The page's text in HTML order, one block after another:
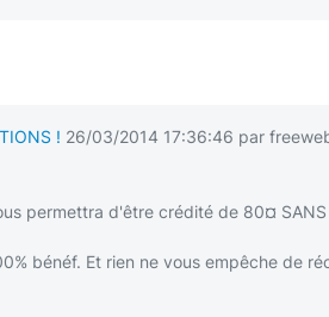
! 26/03/2014 17:36:46 par
permettra d'être crédité de 80¤
bénéf. Et rien ne vous empêche de